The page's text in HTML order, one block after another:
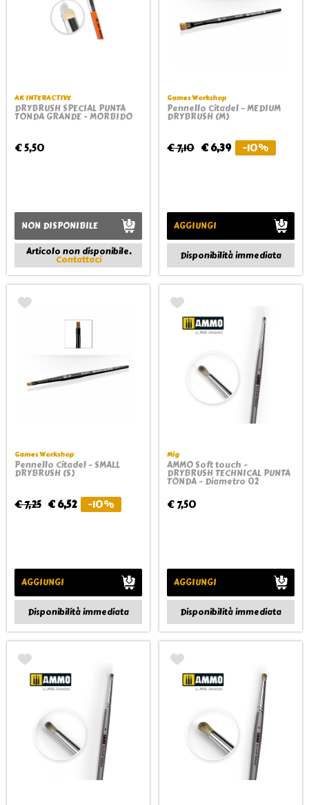
AK INTERACTIVE
DRYBRUSH SPECIAL PUNTA
TONDA GRANDE - MORBIDO
€ 5,50
NON DISPONIBILE
Articolo non disponibile.
Contattaci
Games Workshop
Pennello Citadel - MEDIUM
DRYBRUSH (M)
€ 7,10 € 6,39 -10%
AGGIUNGI
Disponibilità immediata
Games Workshop
Pennello Citadel - SMALL
DRYBRUSH (S)
€ 7,25 € 6,52 -10%
AGGIUNGI
Disponibilità immediata
Mig
AMMO Soft touch -
DRYBRUSH TECHNICAL PUNTA
TONDA - Diametro 02
€ 7,50
AGGIUNGI
Disponibilità immediata